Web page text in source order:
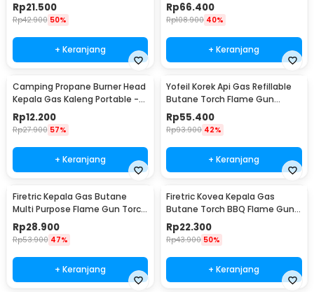
Rp21.500
Rp42.900 50%
+ Keranjang
Rp66.400
Rp108.900 40%
+ Keranjang
Camping Propane Burner Head
Kepala Gas Kaleng Portable -
GH3040
Rp12.200
Rp27.900 57%
+ Keranjang
Yofeil Korek Api Gas Refillable
Butane Torch Flame Gun
Lighter - TX-19
Rp55.400
Rp93.900 42%
+ Keranjang
Firetric Kepala Gas Butane
Multi Purpose Flame Gun Torch
- WS-504C
Rp28.900
Rp53.900 47%
+ Keranjang
Firetric Kovea Kepala Gas
Butane Torch BBQ Flame Gun -
KT-2104
Rp22.300
Rp43.900 50%
+ Keranjang